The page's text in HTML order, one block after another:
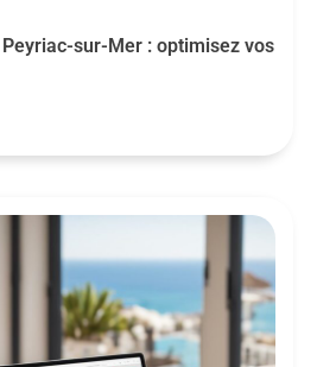
sur-Mer : optimisez vos